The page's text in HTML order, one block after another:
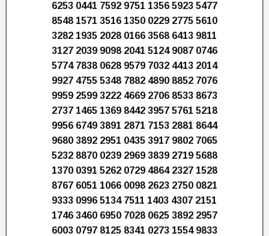
6253 0441 7592 9751 1356 5923 5477
8548 1571 3516 1350 0229 2775 5610
3282 1935 2028 0166 3568 6413 9811
3127 2039 9098 2041 5124 9087 0746
5774 7838 0628 9579 7032 4413 2014
9927 4755 5348 7882 4890 8852 7076
9959 2599 3222 4669 2706 8533 8673
2737 1465 1369 8442 3957 5761 5218
9956 6749 3891 2871 7153 2881 8644
9680 3892 2951 0435 3917 9802 7065
5232 8870 0239 2969 3839 2719 5688
1370 0391 5262 0729 4864 2327 1528
8767 6051 1066 0098 2623 2750 0821
9333 0996 5134 7511 1403 4307 2151
1746 3460 6950 7028 0625 3892 2957
6003 0797 8125 8341 0273 1554 9833